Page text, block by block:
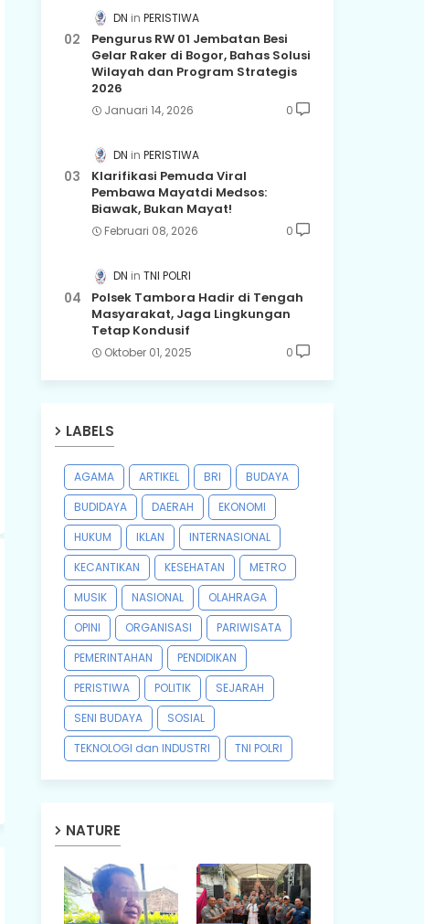
DN PERISTIWA
Pengurus RW 01 Jembatan Besi
Gelar Raker di Bogor, Bahas Solusi
Wilayah dan Program Strategis
2026
Januari 14, 2026 0
DN PERISTIWA
Klarifikasi Pemuda Viral
Pembawa Mayatdi Medsos:
Biawak, Bukan Mayat!
Februari 08, 2026 0
DN TNI POLRI
Polsek Tambora Hadir di Tengah
Masyarakat, Jaga Lingkungan
Tetap Kondusif
Oktober 01, 2025 0
LABELS
AGAMA ARTIKEL BRI
BUDAYA
BUDIDAYA
DAERAH
EKONOMI
HUKUM
IKLAN
INTERNASIONAL
KECANTIKAN
KESEHATAN
METRO
MUSIK
NASIONAL
OLAHRAGA
OPINI
ORGANISASI
PARIWISATA
PEMERINTAHAN
PENDIDIKAN
PERISTIWA
POLITIK
SEJARAH
SENI BUDAYA
SOSIAL
TEKNOLOGI dan INDUSTRI
TNI POLRI
NATURE